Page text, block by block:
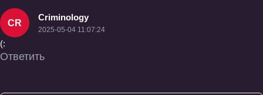
CR
Criminology
2025-05-04 11:07:24
(:
Ответить